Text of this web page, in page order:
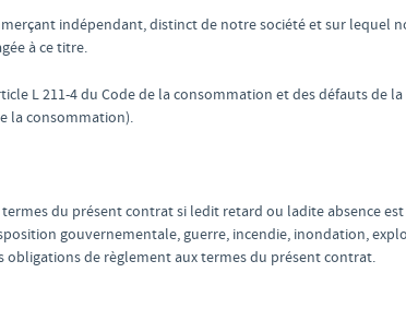
indépendant, distinct de notre société et sur lequel
à ce titre.
L 211-4 du Code de la consommation et des défauts de
la consommation).
termes du présent contrat si ledit retard ou ladite absence est
gouvernementale, guerre, incendie, inondation,
obligations de règlement aux termes du présent contrat.